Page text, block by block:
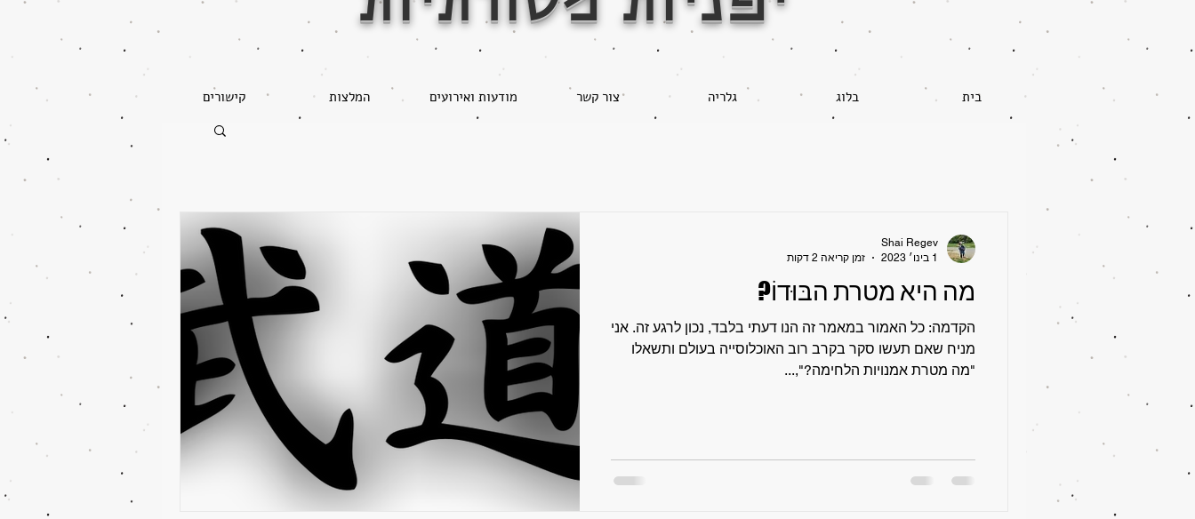
בית בלוג גלריה צור קשר מודעות ואירועים המלצות קישורים
מה היא מטרת הבּוּדוֹ?
הקדמה: כל האמור במאמר זה הנו דעתי בלבד, נכון לרגע זה. אני
מניח שאם תעשו סקר בקרב רוב האוכלוסייה בעולם ותשאלו
"מה מטרת אמנויות הלחימה?",...
Shai Regev
1 בינו׳ 2023
זמן קריאה 2 דקות